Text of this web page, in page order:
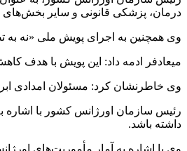
درمان، پزشکی قانونی و سایر بخش‌های
وی همچنین به اجرای پویش ملی «نه به
میعادفر ادمه داد: این پویش با هدف
وی خاطرنشان کرد: مسئولان امدادی
رئیس سازمان اورژانس کشور با اشاره
داشته باشد.